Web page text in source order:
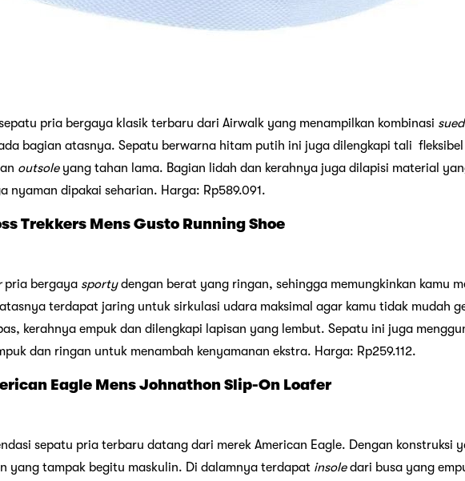
pria bergaya klasik terbaru dari Airwalk yang menampilkan kombinasi
bagian atasnya. Sepatu berwarna hitam putih ini juga dilengkapi tali
outsoleyang tahan lama. Bagian lidah dan kerahnya juga dilapisi material
nyaman dipakai seharian. Harga: Rp589.091.
Trekkers Mens Gusto Running Shoe
pria bergaya sportydengan berat yang ringan, sehingga memungkinkan kamu
terdapat jaring untuk sirkulasi udara maksimal agar kamu tidak mudah
kerahnya empuk dan dilengkapi lapisan yang lembut. Sepatu ini juga
dan ringan untuk menambah kenyamanan ekstra. Harga: Rp259.112.
Eagle Mens Johnathon Slip-On Loafer
sepatu pria terbaru datang dari merek American Eagle. Dengan konstruksi
yang tampak begitu maskulin. Di dalamnya terdapat insoledari busa yang